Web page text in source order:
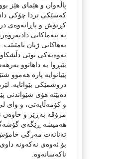
پاڵەوان و هێمای هێز
کەسێکی تردا چۆکی
کڕنۆش و پاڕانەوەی
بە بنەماکانی
بەهاکانی ژیان
نەوەیەکی نوێی
بێبڕوا بە داهاتوو
پێیانوایە پارە هەموو
دروشمێکی بێواتایە.
دەبێتە هۆی شێواندنی
و کۆمەڵایەتی، و وای
مرۆڤە بەڕێز و خاوەن
هەمیشە ڕێگەی
تەنانەت مەرگی خامۆش
بۆ ئەوەی نەکەونە
ناکەسانەوە.